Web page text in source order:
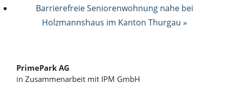
Barrierefreie Seniorenwohnung nahe bei
Holzmannshaus im Kanton Thurgau »
PrimePark AG
in Zusammenarbeit mit IPM GmbH